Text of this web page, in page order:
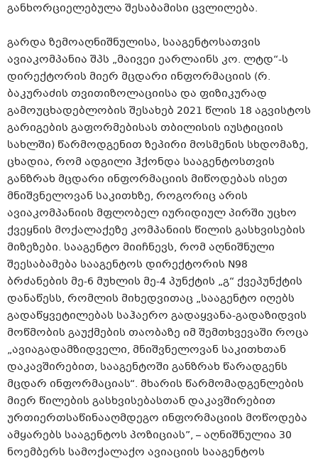
განხორციელებულა შესაბამისი ცვლილება.
გარდა ზემოაღნიშნულისა, სააგენტოსათვის
ავიაკომპანია შპს „მაივეი ეარლაინს კო. ლტდ“-ს
დირექტორის მიერ მცდარი ინფორმაციის (რ.
ბაკურაძის თვითიზოლაციისა და ფიზიკურად
გამოუცხადებლობის შესახებ 2021 წლის 18 აგვისტოს
გარიგების გაფორმებისას თბილისის იუსტიციის
სახლში) წარმოდგენით ზეპირი მოსმენის სხდომაზე,
ცხადია, რომ ადგილი ჰქონდა სააგენტოსთვის
განზრახ მცდარი ინფორმაციის მიწოდებას ისეთ
მნიშვნელოვან საკითხზე, როგორიც არის
ავიაკომპანიის მფლობელ იურიდიულ პირში უცხო
ქვეყნის მოქალაქეზე კომპანიის წილის გასხვისების
მიზეზები. სააგენტო მიიჩნევს, რომ აღნიშნული
შეესაბამება სააგენტოს დირექტორის N98
ბრძანების მე-6 მუხლის მე-4 პუნქტის „გ“ ქვეპუნქტის
დანაწესს, რომლის მიხედვითაც „სააგენტო იღებს
გადაწყვეტილებას საჰაერო გადაყვანა-გადაზიდვის
მოწმობის გაუქმების თაობაზე იმ შემთხვევაში როცა
„ავიაგადამზიდველი, მნიშვნელოვან საკითხთან
დაკავშირებით, სააგენტოში განზრახ წარადგენს
მცდარ ინფორმაციას“. მხარის წარმომადგენლების
მიერ წილების გასხვისებასთან დაკავშირებით
ურთიერთსაწინააღმდეგო ინფორმაციის მოწოდება
ამყარებს სააგენტოს პოზიციას”, – აღნიშნულია 30
ნოემბერს სამოქალაქო ავიაციის სააგენტოს